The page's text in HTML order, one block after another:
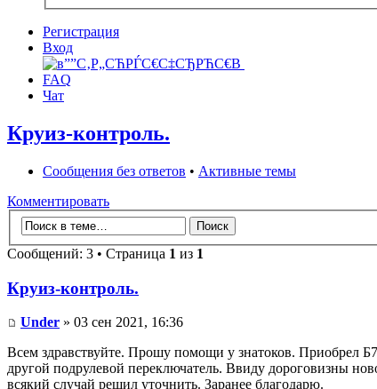
Регистрация
Вход
FAQ
Чат
Круиз-контроль.
Сообщения без ответов • Активные темы
Комментировать
Сообщений: 3 • Страница 1 из 1
Круиз-контроль.
Under » 03 сен 2021, 16:36
Всем здравствуйте. Прошу помощи у знатоков. Приобрел
другой подрулевой переключатель. Ввиду дороговизны
всякий случай решил уточнить. Заранее благодарю.